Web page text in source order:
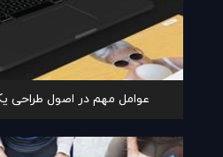
عوامل مهم در اصول